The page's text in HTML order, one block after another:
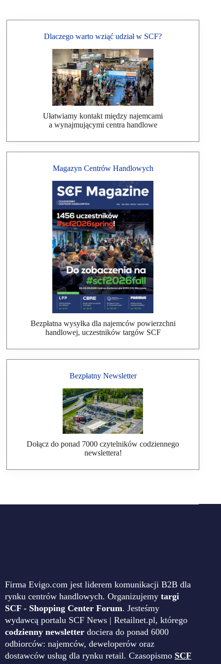
Dlaczego warto wziąć udział w SCF?
Ułatwiamy kontakt między najemcami
a wynajmującymi centra handlowe
Magazyn Centrów Handlowych
Bezpłatna wysyłka dla najemców powierzchni
handlowej, uczestników targów SCF
Bezpłatny Newsletter
Dołącz do ponad 7000 czytelników codziennego
newslettera!
Firma Evigo.com jest liderem komunikacji B2B dla
rynku centrów handlowych. Organizujemy targi
SCF - Shopping Center Forum. Jesteśmy
wydawcą portalu SCF News | Retailnet.pl, którego
codzienny newsletter dociera do ponad 6000
odbiorców: najemców, deweloperów oraz
dostawców usług dla rynku retail. Czasopismo SCF